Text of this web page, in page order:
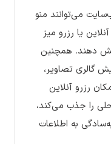
می‌توانند منو
یا رزرو میز
دهند. همچنین
گالری تصاویر،
رزرو آنلاین
را جذب می‌کند،
به اطلاعات